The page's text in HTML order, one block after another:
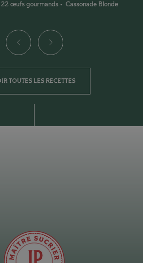
22 œufs gourmands Cassonade Blonde
TOUTES LES RECETTES